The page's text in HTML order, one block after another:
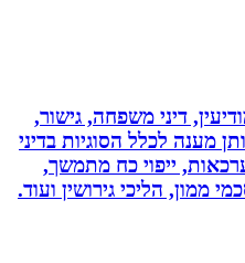
דיני משפחה, גישור,
לכלל הסוגיות בדיני
ייפוי כח מתמשך,
הליכי גירושין ועוד.